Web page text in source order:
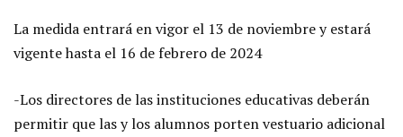
La medida entrará en vigor el 13 de noviembre y estará
vigente hasta el 16 de febrero de 2024
-Los directores de las instituciones educativas deberán
permitir que las y los alumnos porten vestuario adicional